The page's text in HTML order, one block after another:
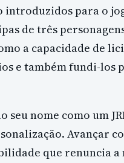
introduzidos para o
de três
a capacidade de
e também fundi-los
seu nome como um
Avançar
que renuncia a